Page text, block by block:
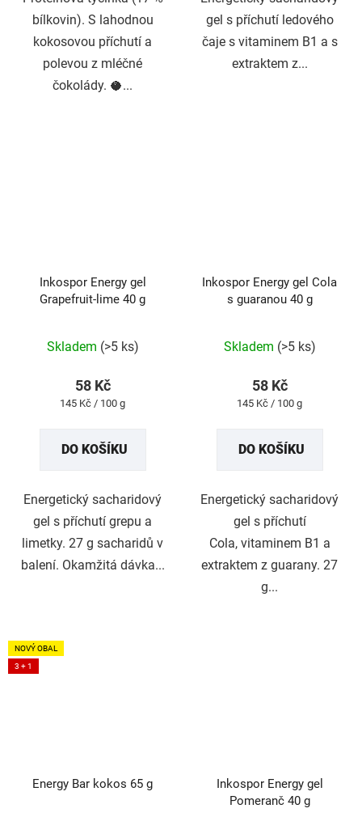
bílkovin). S lahodnou
kokosovou příchutí a
polevou z mléčné
čokolády. 🥥...
gel s příchutí ledového
čaje s vitaminem B1 a s
extraktem z...
Inkospor Energy gel
Grapefruit-lime 40 g
hodnocení
je
Skladem (>5 ks)
58 Kč
Měrná
145 Kč / 100 g
DO KOŠÍKU
Energetický sacharidový
gel s příchutí grepu a
limetky. 27 g sacharidů v
balení. Okamžitá dávka...
Inkospor Energy gel Cola
s guaranou 40 g
hodnocení
je
Skladem (>5 ks)
58 Kč
Měrná
145 Kč / 100 g
DO KOŠÍKU
Energetický sacharidový
gel s příchutí
Cola, vitaminem B1 a
extraktem z guarany. 27
g...
NOVÝ OBAL
3 + 1
Energy Bar kokos 65 g
Inkospor Energy gel
Pomeranč 40 g